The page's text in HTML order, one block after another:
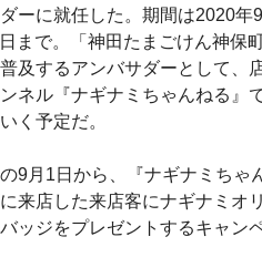
ーに就任した。期間は2020年
まで。「神田たまごけん神保町
及するアンバサダーとして、
ネル『ナギナミちゃんねる』
く予定だ。
9月1日から、『ナギナミちゃ
来店した来店客にナギナミオ
ッジをプレゼントするキャン